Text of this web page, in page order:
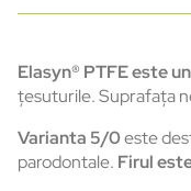
Elasyn® PTFE este
țesuturile. Suprafața
Varianta 5/0este
parodontale. Firul